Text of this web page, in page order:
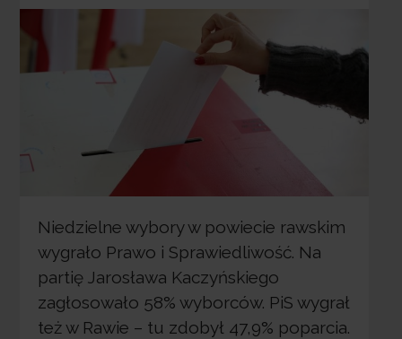
Niedzielne wybory w powiecie rawskim
wygrało Prawo i Sprawiedliwość. Na
partię Jarosława Kaczyńskiego
zagłosowało 58% wyborców. PiS wygrał
też w Rawie – tu zdobył 47,9% poparcia.